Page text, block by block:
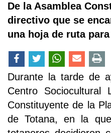
De la Asamblea
directivo que se
una hoja de ruta
Durante la tarde de
Centro Sociocultural
Constituyente de la
de Totana, en la